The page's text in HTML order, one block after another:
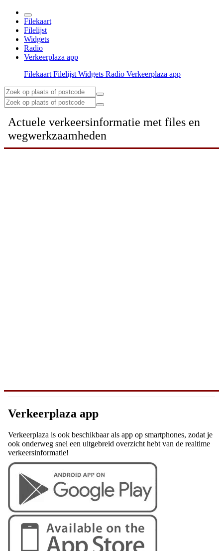
Filekaart
Filelijst
Widgets
Radio
Verkeerplaza app
Filekaart Filelijst Widgets Radio Verkeerplaza app
Actuele verkeersinformatie met files en
wegwerkzaamheden
Verkeerplaza app
Verkeerplaza is ook beschikbaar als app op smartphones, zodat je
ook onderweg snel een uitgebreid overzicht hebt van de realtime
verkeersinformatie!